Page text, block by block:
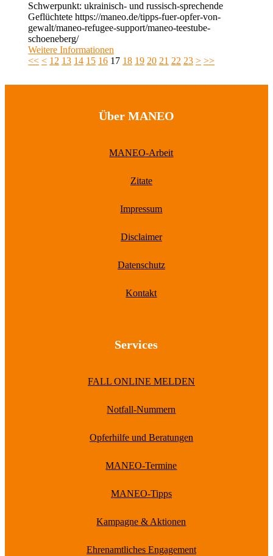
Schwerpunkt: ukrainisch- und russisch-sprechende
Geflüchtete https://maneo.de/tipps-fuer-opfer-von-
gewalt/maneo-refugee-support/maneo-teestube-
schoeneberg/
Weitere Informationen
<< < 12 13 14 15 16 17 18 19 20 21 22 23 > >>
Über MANEO
MANEO-Arbeit
Zitate
Impressum
Disclaimer
Datenschutz
Kontakt
Services
FALL ONLINE MELDEN
Notfall-Nummern
Opferhilfe und Beratungen
MANEO-Termine
MANEO-Tipps
Kampagne & Aktionen
Ehrenamtliches Engagement